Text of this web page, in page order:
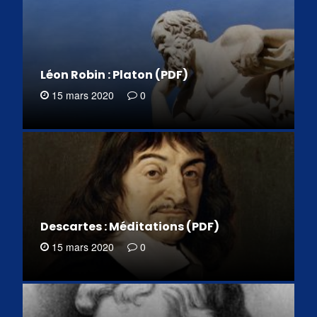
Léon Robin : Platon (PDF)
15 mars 2020 0
Descartes : Méditations (PDF)
15 mars 2020 0